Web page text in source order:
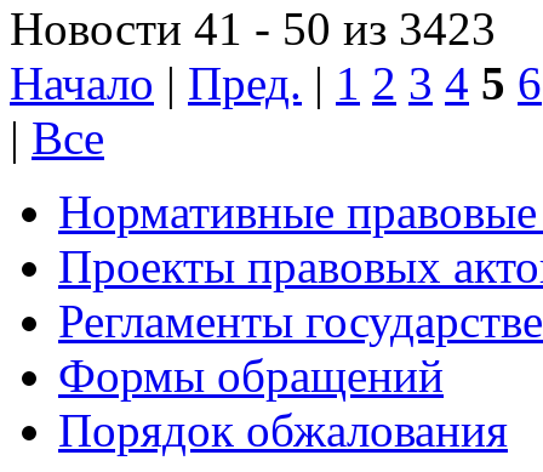
Новости 41 - 50 из 3423
Начало | Пред. | 1 2 3 4 5 6
| Все
Нормативные
Проекты правовых
Регламенты
Формы обращений
Порядок обжалования